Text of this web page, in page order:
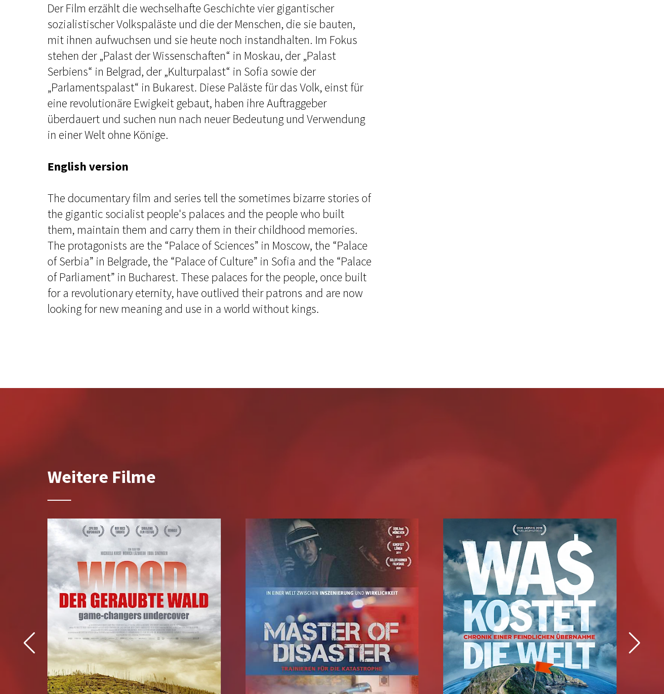
Der Film erzählt die wechselhafte Geschichte vier gigantischer
sozialistischer Volkspaläste und die der Menschen, die sie bauten,
mit ihnen aufwuchsen und sie heute noch instandhalten. Im Fokus
stehen der „Palast der Wissenschaften“ in Moskau, der „Palast
Serbiens“ in Belgrad, der „Kulturpalast“ in Sofia sowie der
„Parlamentspalast“ in Bukarest. Diese Paläste für das Volk, einst für
eine revolutionäre Ewigkeit gebaut, haben ihre Auftraggeber
überdauert und suchen nun nach neuer Bedeutung und Verwendung
in einer Welt ohne Könige.
English version
The documentary film and series tell the sometimes bizarre stories of
the gigantic socialist people's palaces and the people who built
them, maintain them and carry them in their childhood memories.
The protagonists are the “Palace of Sciences” in Moscow, the “Palace
of Serbia” in Belgrade, the “Palace of Culture” in Sofia and the “Palace
of Parliament” in Bucharest. These palaces for the people, once built
for a revolutionary eternity, have outlived their patrons and are now
looking for new meaning and use in a world without kings.
Weitere Filme